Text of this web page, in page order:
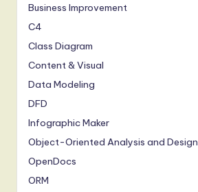
Business Improvement
C4
Class Diagram
Content & Visual
Data Modeling
DFD
Infographic Maker
Object-Oriented Analysis and Design
OpenDocs
ORM